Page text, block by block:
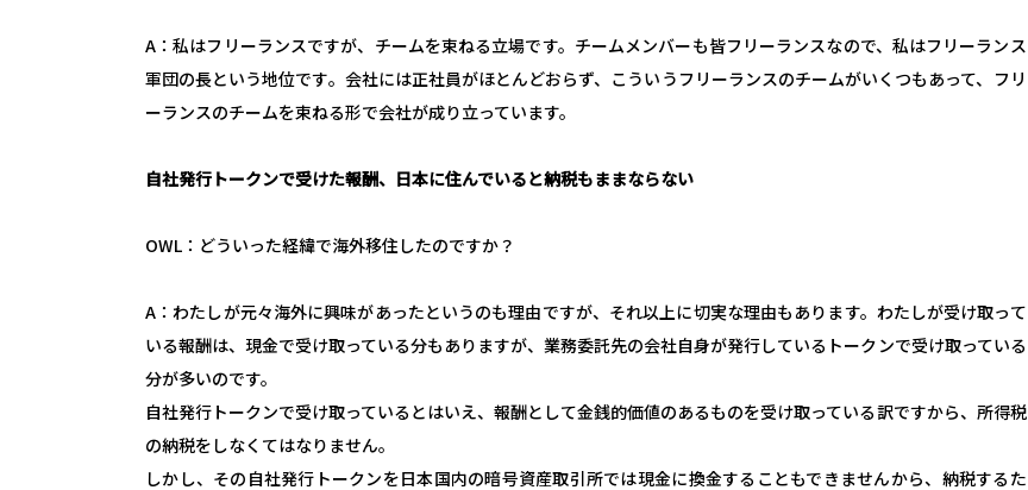
A：私はフリーランスですが、チームを束ねる立場です。チームメンバーも皆フリーランスなので、私はフリーランス
軍団の長という地位です。会社には正社員がほとんどおらず、こういうフリーランスのチームがいくつもあって、フリ
ーランスのチームを束ねる形で会社が成り立っています。
自社発行トークンで受けた報酬、日本に住んでいると納税もままならない
OWL：どういった経緯で海外移住したのですか？
A：わたしが元々海外に興味があったというのも理由ですが、それ以上に切実な理由もあります。わたしが受け取って
いる報酬は、現金で受け取っている分もありますが、業務委託先の会社自身が発行しているトークンで受け取っている
分が多いのです。
自社発行トークンで受け取っているとはいえ、報酬として金銭的価値のあるものを受け取っている訳ですから、所得税
の納税をしなくてはなりません。
しかし、その自社発行トークンを日本国内の暗号資産取引所では現金に換金することもできませんから、納税するた